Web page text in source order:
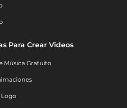
Para Crear Videos
Música Gratuito